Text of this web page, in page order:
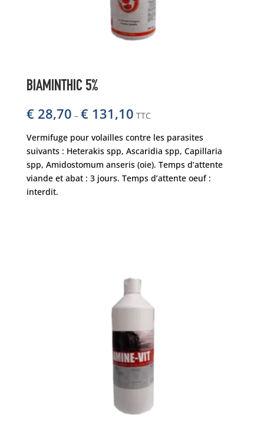
BIAMINTHIC 5%
€ 28,70 – € 131,10 TTC
Vermifuge pour volailles contre les parasites
suivants : Heterakis spp, Ascaridia spp, Capillaria
spp, Amidostomum anseris (oie). Temps d’attente
viande et abat : 3 jours. Temps d’attente oeuf :
interdit.